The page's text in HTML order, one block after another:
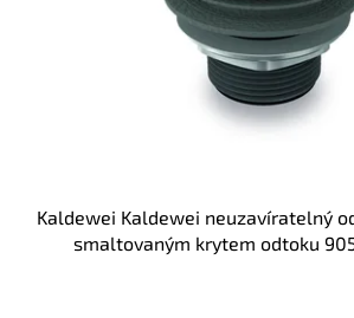
Kaldewei Kaldewei neuzavíratelný
smaltovaným krytem odtoku